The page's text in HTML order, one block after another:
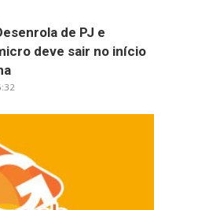
de PJ e
deve sair no início